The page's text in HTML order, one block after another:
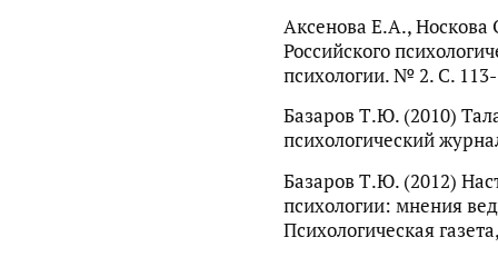
Аксенова Е.А., Носкова
Российского
психологии. № 2. С.
Базаров Т.Ю. (2010)
психологический
Базаров Т.Ю. (2012)
психологии: мнения
Психологическая